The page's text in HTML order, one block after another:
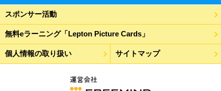
スポンサー活動
無料eラーニング「Lepton Picture Cards」
個人情報の取り扱い サイトマップ